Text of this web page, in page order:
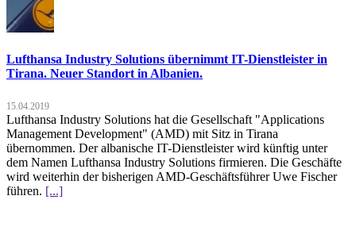
Lufthansa Industry Solutions übernimmt IT-Dienstleister in
Tirana. Neuer Standort in Albanien.
15.04.2019
Lufthansa Industry Solutions hat die Gesellschaft "Applications
Management Development" (AMD) mit Sitz in Tirana
übernommen. Der albanische IT-Dienstleister wird künftig unter
dem Namen Lufthansa Industry Solutions firmieren. Die Geschäfte
wird weiterhin der bisherigen AMD-Geschäftsführer Uwe Fischer
führen. [...]